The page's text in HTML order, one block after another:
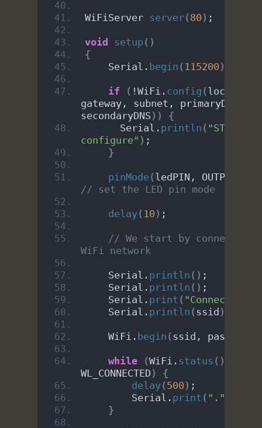
WiFiServer server(80 ) ;
void setup ()
{
    Serial.
begin ( 115200 )
if ( !WiFi. config (local_IP,
gateway, subnet, primaryDNS,
secondaryDNS ))
{
      Serial.
println ( "STA
configure" ) ;
}
pinMode(ledPIN, OUTPUT
// set the LED pin mode
delay( 10 ) ;
// We start by connecting
WiFi network
    Serial.
println () ;
    Serial.
println () ;
    Serial.
print ( "Connecting
    Serial.
println (ssid )
    WiFi.
begin (ssid, password
while (WiFi. status ()
WL_CONNECTED)
{
delay(500 ) ;
        Serial.
print ( "."
}